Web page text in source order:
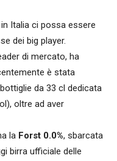
Italia ci possa essere
dei big player.
di mercato, ha
è stata
da 33 cl dedicata
oltre ad aver
la Forst 0.0%, sbarcata
birra ufficiale delle